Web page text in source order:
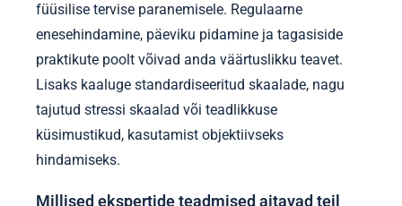
füüsilise tervise paranemisele. Regulaarne
enesehindamine, päeviku pidamine ja tagasiside
praktikute poolt võivad anda väärtuslikku teavet.
Lisaks kaaluge standardiseeritud skaalade, nagu
tajutud stressi skaalad või teadlikkuse
küsimustikud, kasutamist objektiivseks
hindamiseks.
Millised ekspertide teadmised aitavad teil